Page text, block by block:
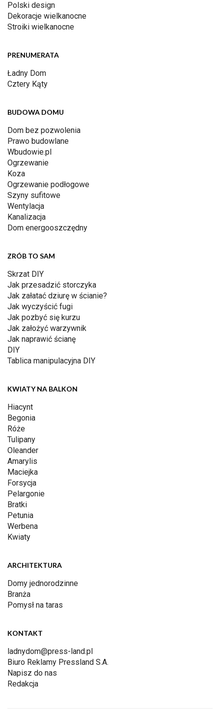
Polski design
Dekoracje wielkanocne
Stroiki wielkanocne
PRENUMERATA
Ładny Dom
Cztery Kąty
BUDOWA DOMU
Dom bez pozwolenia
Prawo budowlane
Wbudowie.pl
Ogrzewanie
Koza
Ogrzewanie podłogowe
Szyny sufitowe
Wentylacja
Kanalizacja
Dom energooszczędny
ZRÓB TO SAM
Skrzat DIY
Jak przesadzić storczyka
Jak załatać dziurę w ścianie?
Jak wyczyścić fugi
Jak pozbyć się kurzu
Jak założyć warzywnik
Jak naprawić ścianę
DIY
Tablica manipulacyjna DIY
KWIATY NA BALKON
Hiacynt
Begonia
Róże
Tulipany
Oleander
Amarylis
Maciejka
Forsycja
Pelargonie
Bratki
Petunia
Werbena
Kwiaty
ARCHITEKTURA
Domy jednorodzinne
Branża
Pomysł na taras
KONTAKT
ladnydom@press-land.pl
Biuro Reklamy Pressland S.A.
Napisz do nas
Redakcja